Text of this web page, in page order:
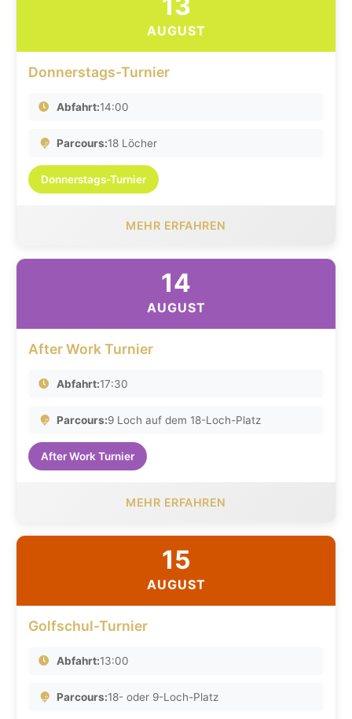
AUGUST
Donnerstags-Turnier
Abfahrt:14:00
Parcours:18 Löcher
Donnerstags-Turnier
MEHR ERFAHREN
14
AUGUST
After Work Turnier
Abfahrt:17:30
Parcours:9 Loch auf dem 18-Loch-Platz
After Work Turnier
MEHR ERFAHREN
15
AUGUST
Golfschul-Turnier
Abfahrt:13:00
Parcours:18- oder 9-Loch-Platz